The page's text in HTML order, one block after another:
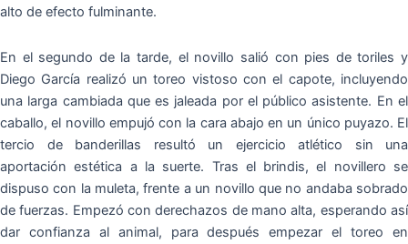
alto de efecto fulminante.
En el segundo de la tarde, el novillo salió con pies de toriles y
Diego García realizó un toreo vistoso con el capote, incluyendo
una larga cambiada que es jaleada por el público asistente. En el
caballo, el novillo empujó con la cara abajo en un único puyazo. El
tercio de banderillas resultó un ejercicio atlético sin una
aportación estética a la suerte. Tras el brindis, el novillero se
dispuso con la muleta, frente a un novillo que no andaba sobrado
de fuerzas. Empezó con derechazos de mano alta, esperando así
dar confianza al animal, para después empezar el toreo en